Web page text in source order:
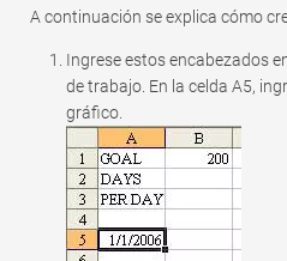
A continuación se explica cómo
Ingrese estos encabezados
de trabajo. En la celda A5,
gráfico.